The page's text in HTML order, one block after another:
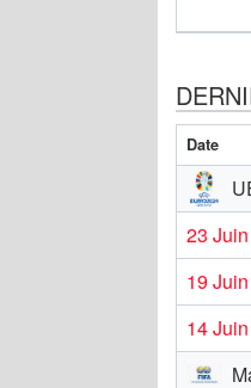
Date
23
19
14